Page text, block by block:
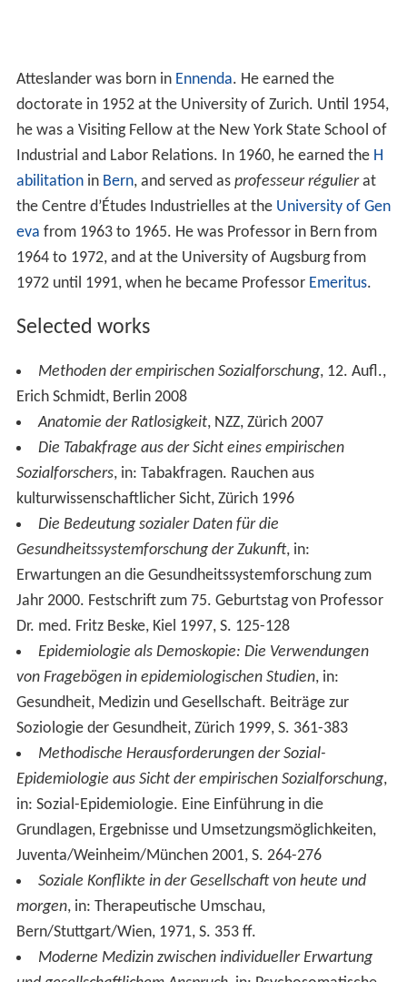
Atteslander was born in Ennenda. He earned the
doctorate in 1952 at the University of Zurich. Until 1954,
he was a Visiting Fellow at the New York State School of
Industrial and Labor Relations. In 1960, he earned the H
abilitationin Bern, and served as professeur régulierat
the Centre d’Études Industrielles at the University of Gen
eva from 1963 to 1965. He was Professor in Bern from
1964 to 1972, and at the University of Augsburg from
1972 until 1991, when he became Professor Emeritus.
Selected works
Methoden der empirischen Sozialforschung, 12. Aufl.,
Erich Schmidt, Berlin 2008
Anatomie der Ratlosigkeit, NZZ, Zürich 2007
Die Tabakfrage aus der Sicht eines empirischen
Sozialforschers, in: Tabakfragen. Rauchen aus
kulturwissenschaftlicher Sicht, Zürich 1996
Die Bedeutung sozialer Daten für die
Gesundheitssystemforschung der Zukunft, in:
Erwartungen an die Gesundheitssystemforschung zum
Jahr 2000. Festschrift zum 75. Geburtstag von Professor
Dr. med. Fritz Beske, Kiel 1997, S. 125-128
Epidemiologie als Demoskopie: Die Verwendungen
von Fragebögen in epidemiologischen Studien, in:
Gesundheit, Medizin und Gesellschaft. Beiträge zur
Soziologie der Gesundheit, Zürich 1999, S. 361-383
Methodische Herausforderungen der Sozial-
Epidemiologie aus Sicht der empirischen Sozialforschung,
in: Sozial-Epidemiologie. Eine Einführung in die
Grundlagen, Ergebnisse und Umsetzungsmöglichkeiten,
Juventa/Weinheim/München 2001, S. 264-276
Soziale Konflikte in der Gesellschaft von heute und
morgen, in: Therapeutische Umschau,
Bern/Stuttgart/Wien, 1971, S. 353 ff.
Moderne Medizin zwischen individueller Erwartung